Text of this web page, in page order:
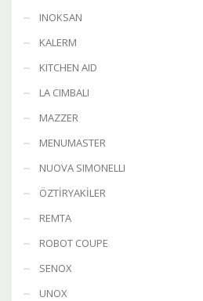
INOKSAN
KALERM
KITCHEN AID
LA CIMBALI
MAZZER
MENUMASTER
NUOVA SIMONELLI
ÖZTİRYAKİLER
REMTA
ROBOT COUPE
SENOX
UNOX